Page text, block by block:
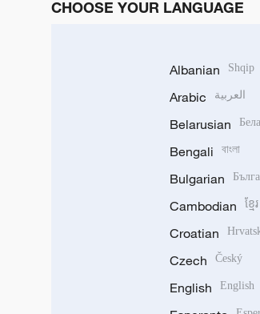
CHOOSE YOUR LANGUAGE
Albanian Shqip
Arabic العربية
Belarusian
Bengali বাংলা
Bulgarian
Cambodian ខ្មែរ
Croatian
Czech Český
English English